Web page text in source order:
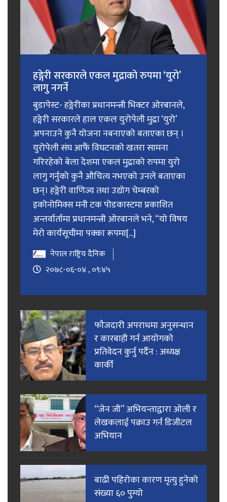
हङ्गेरी सरकारले एकल मुद्राको रुपमा ‘युरो’
लागु नगर्ने
बुडापेस्ट- हङ्गेरीका प्रधानमन्त्री भिक्टर ओरबानले,
हङ्गेरी सरकारले हाल एकल युरोपेली मुद्रा ‘युरो’
अपनाउने कुनै योजना नबनाएको बताएका छन् ।
युरोपेली संघ आफैं विघटनको खतरा सामना
गरिरहेको बेला देशमा एकल मुद्राको रुपमा युरो
लागु गर्नुको कुनै औचित्य नभएको उनले बताएका
छन्। हङ्गेरी वाणिज्य तथा उद्योग चेम्बरको
इकोनोमिक्स मनी टक पोडकास्टमा प्रकाशित
अन्तर्वार्तामा प्रधानमन्त्री ओरबानले भने, “यो विषय
मेरो कार्यसूचीमा पक्का रूपमा[...]
नेपाल राष्ट्रिय दैनिक
२०७८-०६-०४ , ०९:४५
फाैजदारी अपराधमा अनुसन्धान
र कारबाही गर्न आयाेगकाे
प्रतिवेदन कुर्नु पर्दैन : अध्यक्ष
कार्की
“जेन जी” अभियन्ताद्वारा ओली र
लेखकलाई पक्राउ गर्न डिजीटल
अभियान
बाढी पहिरोका कारण मृत्यु हुनेको
संख्या ६० पुग्यो